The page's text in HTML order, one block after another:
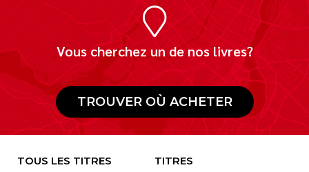
Vous cherchez un de nos livres?
TROUVER OÙ ACHETER
TOUS LES TITRES
TITRES